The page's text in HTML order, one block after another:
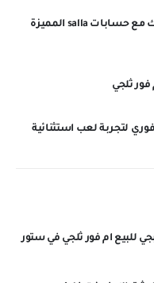
استمتع بعالم تيك توك مع حسابات salla المميزة
ثلجي
لتجربة لعب استثنائية
للبيع ام فور ثلجي في ستور